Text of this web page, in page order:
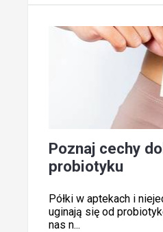
Poznaj cechy
probiotyku
Półki w aptekach i
uginają się od
nas n...